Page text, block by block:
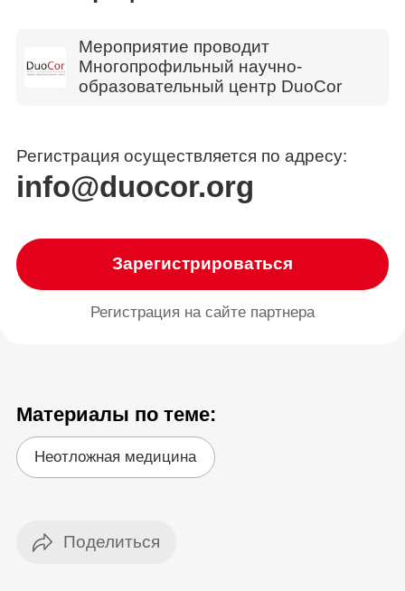
Мероприятие проводит
Многопрофильный научно-
образовательный центр DuoCor
Регистрация осуществляется по адресу:
info@duocor.org
Зарегистрироваться
Регистрация на сайте партнера
Материалы по теме:
Неотложная медицина